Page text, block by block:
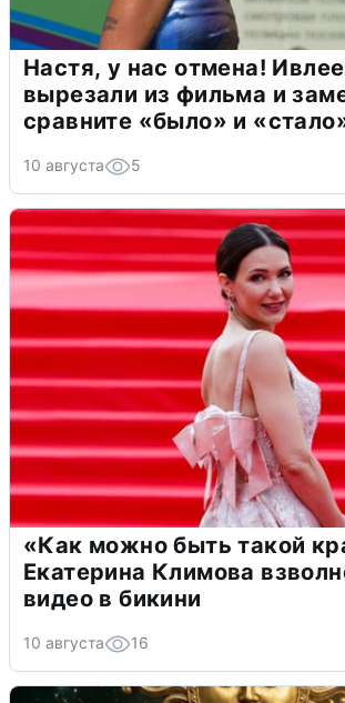
Настя, у нас отмена!
вырезали из фильма и
сравните «было» и
10 августа 5
«Как можно быть такой
Екатерина Климова
видео в бикини
10 августа 16